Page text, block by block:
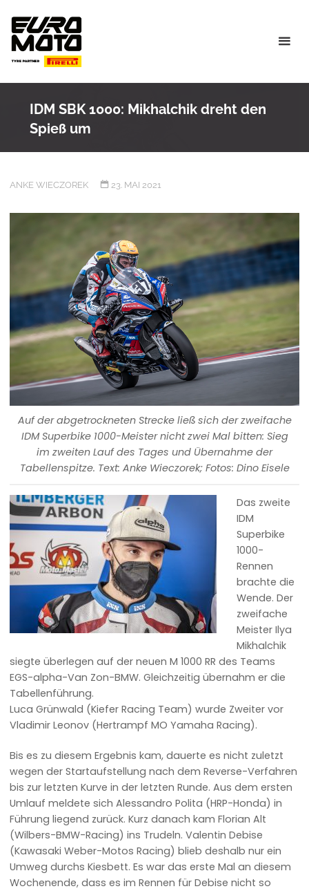
content
IDM SBK 1000: Mikhalchik dreht den
Spieß um
ANKE WIECZOREK 23. MAI 2021
Auf der abgetrockneten Strecke ließ sich der zweifache
IDM Superbike 1000-Meister nicht zwei Mal bitten: Sieg
im zweiten Lauf des Tages und Übernahme der
Tabellenspitze. Text: Anke Wieczorek; Fotos: Dino Eisele
Das zweite
IDM
Superbike
1000-
Rennen
brachte die
Wende. Der
zweifache
Meister Ilya
Mikhalchik
siegte überlegen auf der neuen M 1000 RR des Teams
EGS-alpha-Van Zon-BMW. Gleichzeitig übernahm er die
Tabellenführung.
Luca Grünwald (Kiefer Racing Team) wurde Zweiter vor
Vladimir Leonov (Hertrampf MO Yamaha Racing).
Bis es zu diesem Ergebnis kam, dauerte es nicht zuletzt
wegen der Startaufstellung nach dem Reverse-Verfahren
bis zur letzten Kurve in der letzten Runde. Aus dem ersten
Umlauf meldete sich Alessandro Polita (HRP-Honda) in
Führung liegend zurück. Kurz danach kam Florian Alt
(Wilbers-BMW-Racing) ins Trudeln. Valentin Debise
(Kawasaki Weber-Motos Racing) blieb deshalb nur ein
Umweg durchs Kiesbett. Es war das erste Mal an diesem
Wochenende, dass es im Rennen für Debise nicht so